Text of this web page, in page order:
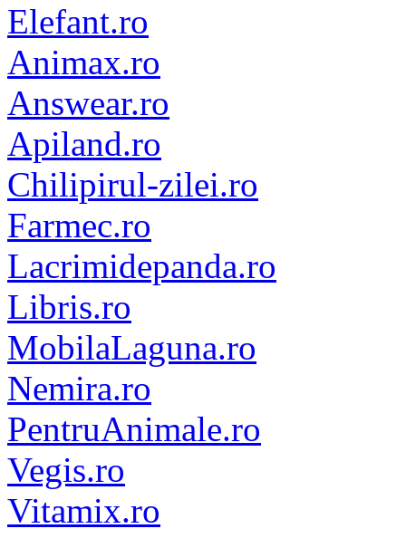
Elefant.ro
Animax.ro
Answear.ro
Apiland.ro
Chilipirul-zilei.ro
Farmec.ro
Lacrimidepanda.ro
Libris.ro
MobilaLaguna.ro
Nemira.ro
PentruAnimale.ro
Vegis.ro
Vitamix.ro